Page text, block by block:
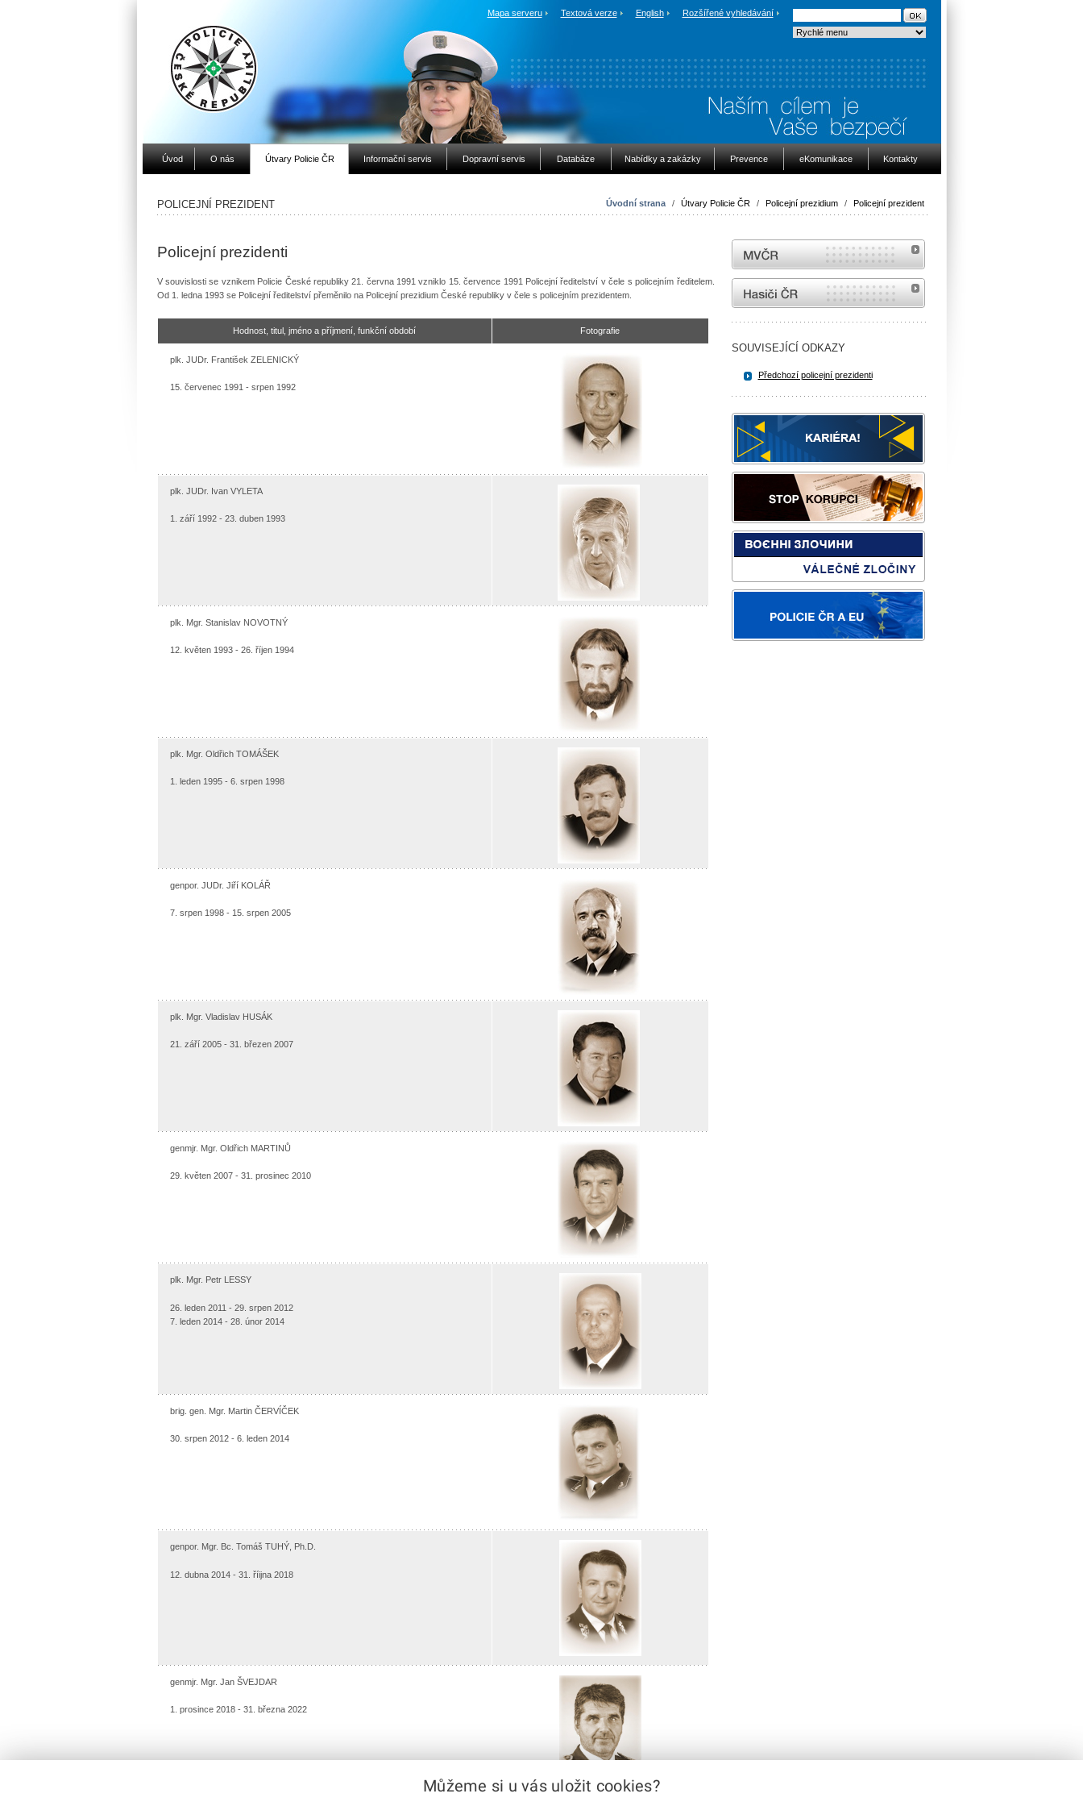
Mapa serveru Textová verze English Rozšířené vyhledávání
Úvod O nás Útvary Policie ČR Informační servis Dopravní servis Databáze Nabídky a zakázky Prevence eKomunikace Kontakty
Úvodní strana / Útvary Policie ČR / Policejní prezidium / Policejní prezident
POLICEJNÍ PREZIDENT
Policejní prezidenti
V souvislosti se vznikem Policie České republiky 21. června 1991 vzniklo 15. července 1991 Policejní ředitelství v čele s policejním ředitelem.
Od 1. ledna 1993 se Policejní ředitelství přeměnilo na Policejní prezidium České republiky v čele s policejním prezidentem.
Hodnost, titul, jméno a příjmení, funkční období Fotografie
plk. JUDr. František ZELENICKÝ
15. červenec 1991 - srpen 1992
plk. JUDr. Ivan VYLETA
1. září 1992 - 23. duben 1993
plk. Mgr. Stanislav NOVOTNÝ
12. květen 1993 - 26. říjen 1994
plk. Mgr. Oldřich TOMÁŠEK
1. leden 1995 - 6. srpen 1998
genpor. JUDr. Jiří KOLÁŘ
7. srpen 1998 - 15. srpen 2005
plk. Mgr. Vladislav HUSÁK
21. září 2005 - 31. březen 2007
genmjr. Mgr. Oldřich MARTINŮ
29. květen 2007 - 31. prosinec 2010
plk. Mgr. Petr LESSY
26. leden 2011 - 29. srpen 2012
7. leden 2014 - 28. únor 2014
brig. gen. Mgr. Martin ČERVÍČEK
30. srpen 2012 - 6. leden 2014
genpor. Mgr. Bc. Tomáš TUHÝ, Ph.D.
12. dubna 2014 - 31. říijna 2018
genmjr. Mgr. Jan ŠVEJDAR
1. prosince 2018 - 31. března 2022
MVČR
internetové stránky Hasiči ČR
SOUVISEJÍCÍ ODKAZY
Předchozí policejní prezidenti
Můžeme si u vás uložit cookies?